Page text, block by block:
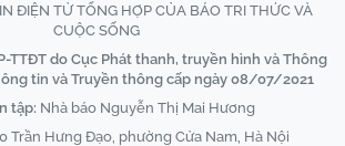
ĐIỆN TỬ TỔNG HỢP CỦA BÁO TRI THỨC VÀ
CUỘC SỐNG
TTĐT do Cục Phát thanh, truyền hình và Thông
tin và Truyền thông cấp ngày 08/07/2021
tập: Nhà báo Nguyễn Thị Mai Hương
Trần Hưng Đạo, phường Cửa Nam, Hà Nội